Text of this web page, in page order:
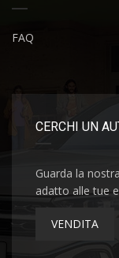
FAQ
CERCHI UN
Guarda la
adatto alle tue
VENDITA